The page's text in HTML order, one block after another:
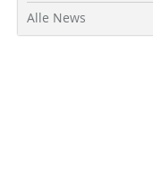
Alle News